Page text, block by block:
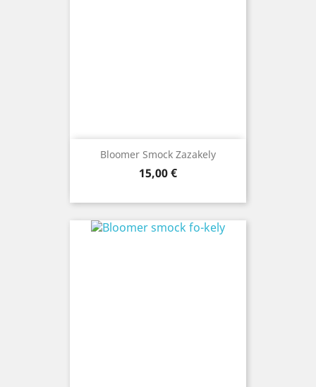
Bloomer Smock Zazakely
Prix
15,00 €